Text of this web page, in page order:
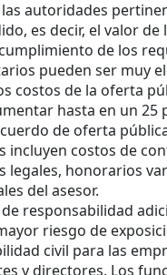
autoridades
es decir, el valor
de los
pueden ser muy
costos de la oferta
hasta en un 25
de oferta
incluyen costos de
legales, honorarios
del asesor.
responsabilidad
riesgo de
civil para las
y directores. Los